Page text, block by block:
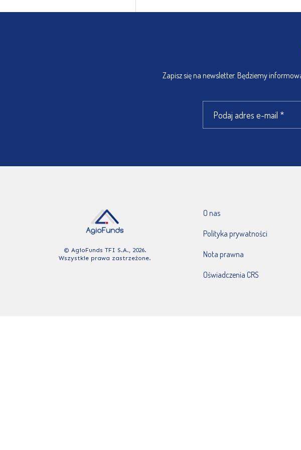
Zapisz się na newsletter. Będziemy
© AgioFunds TFI S.A., 2026.
Wszystkie prawa zastrzeżone.
O nas
Polityka prywatności
Nota prawna
Oświadczenia CRS